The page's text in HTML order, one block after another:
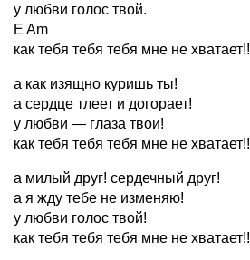
у любви голос твой.
E Am
как тебя тебя тебя мне не хватает!!
а как изящно куришь ты!
а сердце тлеет и догорает!
у любви — глаза твои!
как тебя тебя тебя мне не хватает!!
а милый друг! сердечный друг!
а я жду тебе не изменяю!
у любви голос твой!
как тебя тебя тебя мне не хватает!!